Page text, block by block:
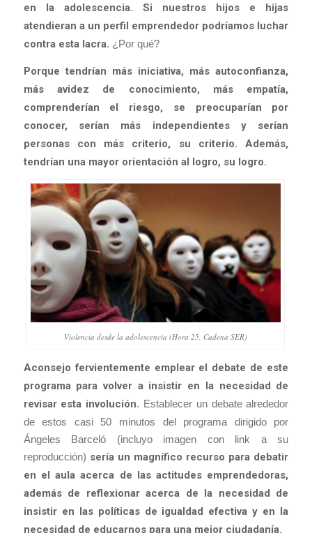
en la adolescencia. Si nuestros hijos e hijas
atendieran a un perfil emprendedor podríamos luchar
contra esta lacra. ¿Por qué?
Porque tendrían más iniciativa, más autoconfianza,
más avidez de conocimiento, más empatía,
comprenderían el riesgo, se preocuparían por
conocer, serían más independientes y serían
personas con más criterio, su criterio. Además,
tendrían una mayor orientación al logro, su logro.
Violencia desde la adolescencia (Hora 25, Cadena SER)
Aconsejo fervientemente emplear el debate de este
programa para volver a insistir en la necesidad de
revisar esta involución. Establecer un debate alrededor
de estos casi 50 minutos del programa dirigido por
Ángeles Barceló (incluyo imagen con link a su
reproducción) sería un magnífico recurso para debatir
en el aula acerca de las actitudes emprendedoras,
además de reflexionar acerca de la necesidad de
insistir en las políticas de igualdad efectiva y en la
necesidad de educarnos para una mejor ciudadanía.